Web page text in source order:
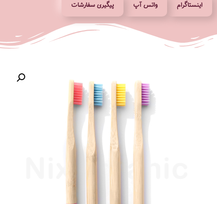
اینستاگرام واتس آپ پیگیری سفارشات